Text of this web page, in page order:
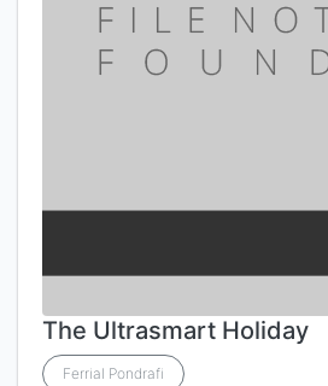
The Ultrasmart Holiday
Ferrial Pondrafi